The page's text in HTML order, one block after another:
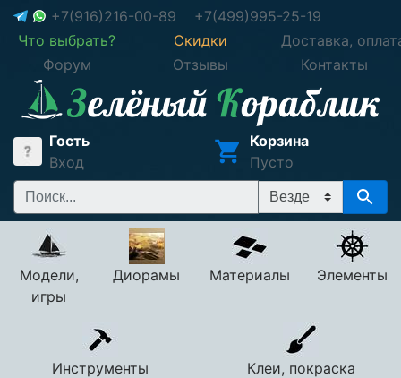
+7(916)216-00-89
+7(499)995-25-19
Что выбрать?
Скидки
Доставка,
Форум
Отзывы Контакты
Гость
Вход
Корзина
Пусто
Модели,
игры
Диорамы Материалы Элементы
Инструменты
Клеи, покраска